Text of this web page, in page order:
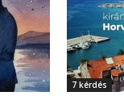
7 kérdés